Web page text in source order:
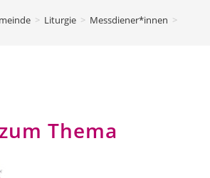
> Liturgie > Messdiener*innen >
Thema